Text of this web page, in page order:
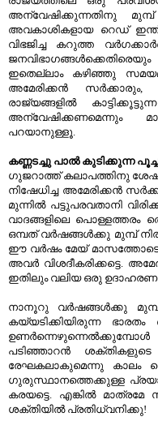
അന്വേഷിക്കുന്നതിനു
അവകാശികളായ റെഡ്
വിഭജിച്ച കറുത്ത
ഇതെല്ലാം കഴിഞ്ഞു
അമേരിക്കന്‍ സര്‍ക്കാരും,
രാജ്യങ്ങളില്‍
അന്വേഷിക്കണമെന്നും
പറയാനുള്ളൂ.
കണ്ണടച്ചു പാല്‍ കുടിക്കുന്ന
ഗുജറാത്ത് കലാപത്തിനു
നിഷേധിച്ച അമേരിക്കന്‍
മുന്നില്‍ പട്ടുപരവതാനി
വാദങ്ങളിലെ പൊള്ളത്തരം
ഒമ്പത് വര്‍ഷങ്ങള്‍ക്കു മുമ്പ്
ഈ വര്‍ഷം മേയ്
അവര്‍ വിശദീകരിക്കട്ടെ.
ഇതിലും വലിയ ഒരു
നാനൂറു വര്‍ഷങ്ങള്‍ക്കു
കയ്യടിക്കിയിരുന്ന
ഉണര്‍ന്നെഴുന്നെല്‍ക്കുമ്പോള്‍
പടിഞ്ഞാറന്‍
രേഘകലാകുമെന്നു കാലം
ഗുരുസ്ഥാനത്തെക്കുള്ള
കരയട്ടെ. എങ്കില്‍
ശക്തിയില്‍ പ്രതിധ്വനിക്കു!